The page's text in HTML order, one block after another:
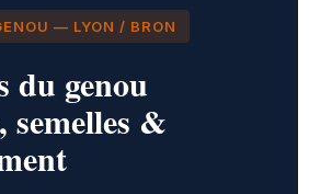
— LYON / BRON
du genou
semelles &